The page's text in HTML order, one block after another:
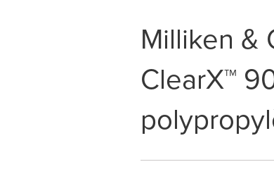
Milliken &
ClearX™